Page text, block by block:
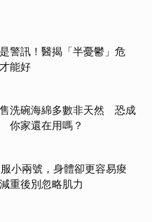
警訊！醫揭「半憂鬱」危
能好
洗碗海綿多數非天然 恐成
你家還在用嗎？
小兩號，身體卻更容易痠
重後別忽略肌力